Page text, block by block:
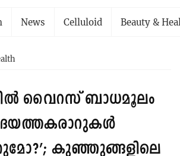
News Celluloid Beauty &
വൈറസ് ബാധമൂലം
കുഞ്ഞുങ്ങളിലെ